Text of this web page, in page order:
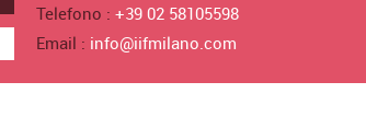
Telefono : +39 02 58105598
Email : info@iifmilano.com